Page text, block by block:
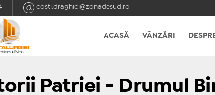
costi.draghici@zonadesud.ro
ACASĂ VÂNZĂRI
Patriei - Drumul